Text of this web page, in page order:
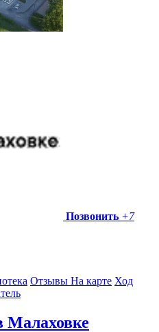
Позвонить +7
Отзывы На карте Ход
Малаховке